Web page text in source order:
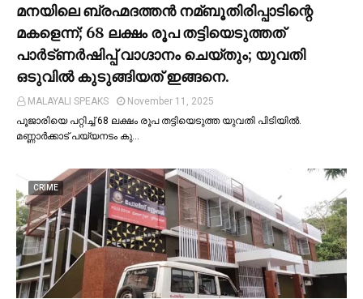
മനയിലെ ബ്രഹ്മദത്തൻ നമ്ബൂതിരിപ്പാടിന്റെ
മകളെന്ന്; 68 ലക്ഷം രൂപ തട്ടിയെടുത്തത്
പാര്‍ട്ണര്‍ഷിപ്പ് വാഗ്ദാനം ചെയ്തും; യുവതി
ഒടുവില്‍ കുടുങ്ങിയത് ഇങ്ങനെ.
MALAYALI SPEAKS
November 11, 2025
പൂജാരിയെ പറ്റിച്ച്‌ 68 ലക്ഷം രൂപ തട്ടിയെടുത്ത യുവതി പിടിയില്‍.
മണ്ണാർക്കാട് പയ്യനടം കു…
CRIME